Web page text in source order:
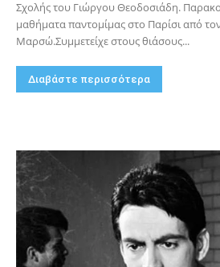
Σχολής του Γιώργου Θεοδοσιάδη.
μαθήματα παντομίμας στο Παρίσι από
Μαρσώ.Συμμετείχε στους θιάσους...
Διαβάστε περισσότερα